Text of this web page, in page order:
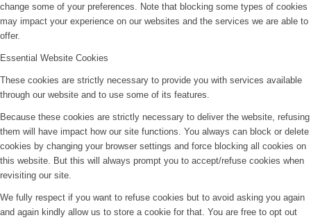
change some of your preferences. Note that blocking some types of cookies
may impact your experience on our websites and the services we are able to
offer.
Essential Website Cookies
These cookies are strictly necessary to provide you with services available
through our website and to use some of its features.
Because these cookies are strictly necessary to deliver the website, refusing
them will have impact how our site functions. You always can block or delete
cookies by changing your browser settings and force blocking all cookies on
this website. But this will always prompt you to accept/refuse cookies when
revisiting our site.
We fully respect if you want to refuse cookies but to avoid asking you again
and again kindly allow us to store a cookie for that. You are free to opt out